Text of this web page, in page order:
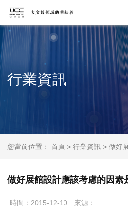
行業資訊
您當前位置： 首頁 > 行業資訊 > 做好展
做好展館設計應該考慮的因素
時間：2015-12-10 來源：